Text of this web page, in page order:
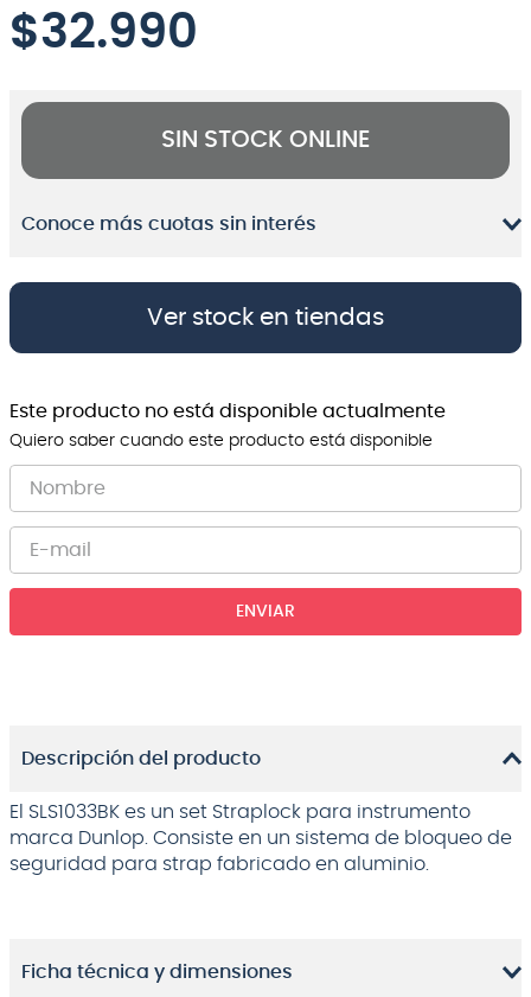
$32.990
SIN STOCK ONLINE
Conoce más cuotas sin interés
Ver stock en tiendas
Este producto no está disponible actualmente
Quiero saber cuando este producto está disponible
ENVIAR
Descripción del producto
El SLS1033BK es un set Straplock para instrumento
marca Dunlop. Consiste en un sistema de bloqueo de
seguridad para strap fabricado en aluminio.
Ficha técnica y dimensiones
.
micrófono
10. violin